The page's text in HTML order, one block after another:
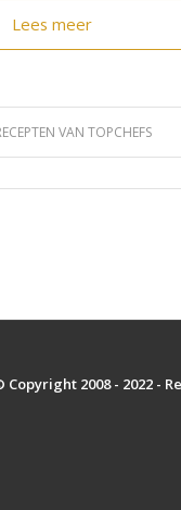
Lees meer
VAN TOPCHEFS
2008 - 2022 -